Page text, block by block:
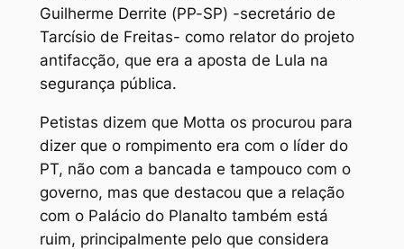
Guilherme Derrite (PP-SP) -secretário de
Tarcísio de Freitas- como relator do projeto
antifacção, que era a aposta de Lula na
segurança pública.
Petistas dizem que Motta os procurou para
dizer que o rompimento era com o líder do
PT, não com a bancada e tampouco com o
governo, mas que destacou que a relação
com o Palácio do Planalto também está
ruim, principalmente pelo que considera